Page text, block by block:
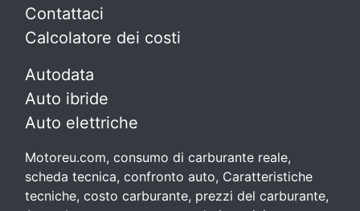
Contattaci
Calcolatore dei costi
Autodata
Auto ibride
Auto elettriche
Motoreu.com, consumo di carburante reale,
scheda tecnica, confronto auto, Caratteristiche
tecniche, costo carburante, prezzi del carburante,